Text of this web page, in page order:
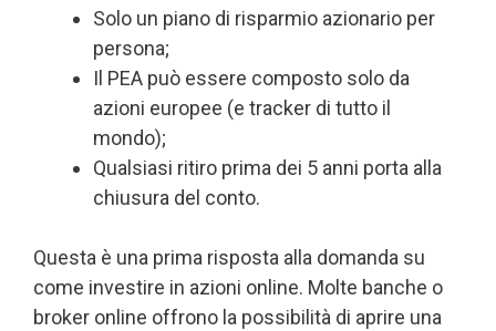
Solo un piano di risparmio azionario per
persona;
Il PEA può essere composto solo da
azioni europee (e tracker di tutto il
mondo);
Qualsiasi ritiro prima dei 5 anni porta alla
chiusura del conto.
Questa è una prima risposta alla domanda su
come investire in azioni online. Molte banche o
broker online offrono la possibilità di aprire una